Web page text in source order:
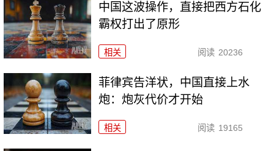
中国这波操作，直接把西方石化
霸权打出了原形
相关 阅读 20236
菲律宾告洋状，中国直接上水
炮：炮灰代价才开始
相关 阅读 19165